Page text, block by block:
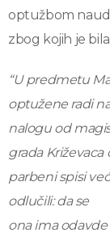
optužbom
zbog kojih je
“U predmetu
optužene radi
nalogu od
grada
parbeni spisi
odlučili: da se
ona ima